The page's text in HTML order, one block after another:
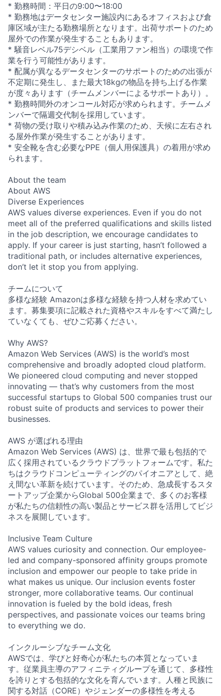
* 勤務時間：平日の9:00〜18:00
* 勤務地はデータセンター施設内にあるオフィスおよび倉
庫区域が主たる勤務場所となります。出荷サポートのため
屋外での作業が発生することもあります。
* 騒音レベル75デシベル（工業用ファン相当）の環境で作
業を行う可能性があります。
* 配属が異なるデータセンターのサポートのための出張が
不定期に発生し、また最大18kgの物品を持ち上げる作業
が度々あります（チームメンバーによるサポートあり）。
* 勤務時間外のオンコール対応が求められます。チームメ
ンバーで隔週交代制を採用しています。
* 荷物の受け取りや積み込み作業のため、天候に左右され
る屋外作業が発生することがあります。
* 安全靴を含む必要なPPE（個人用保護具）の着用が求め
られます。
About the team
About AWS
Diverse Experiences
AWS values diverse experiences. Even if you do not
meet all of the preferred qualifications and skills listed
in the job description, we encourage candidates to
apply. If your career is just starting, hasn’t followed a
traditional path, or includes alternative experiences,
don’t let it stop you from applying.
チームについて
多様な経験 Amazonは多様な経験を持つ人材を求めてい
ます。募集要項に記載された資格やスキルをすべて満たし
ていなくても、ぜひご応募ください。
Why AWS?
Amazon Web Services (AWS) is the world’s most
comprehensive and broadly adopted cloud platform.
We pioneered cloud computing and never stopped
innovating — that’s why customers from the most
successful startups to Global 500 companies trust our
robust suite of products and services to power their
businesses.
AWS が選ばれる理由
Amazon Web Services (AWS) は、世界で最も包括的で
広く採用されているクラウドプラットフォームです。私た
ちはクラウドコンピューティングのパイオニアとして、絶
え間ない革新を続けています。そのため、急成長するスタ
ートアップ企業からGlobal 500企業まで、多くのお客様
が私たちの信頼性の高い製品とサービス群を活用してビジ
ネスを展開しています。
Inclusive Team Culture
AWS values curiosity and connection. Our employee-
led and company-sponsored affinity groups promote
inclusion and empower our people to take pride in
what makes us unique. Our inclusion events foster
stronger, more collaborative teams. Our continual
innovation is fueled by the bold ideas, fresh
perspectives, and passionate voices our teams bring
to everything we do.
インクルーシブなチーム文化
AWSでは、学びと好奇心が私たちの本質となっていま
す。従業員主導のアフィニティグループを通じて、多様性
を誇りとする包括的な文化を育んでいます。人種と民族に
関する対話（CORE）やジェンダーの多様性を考える